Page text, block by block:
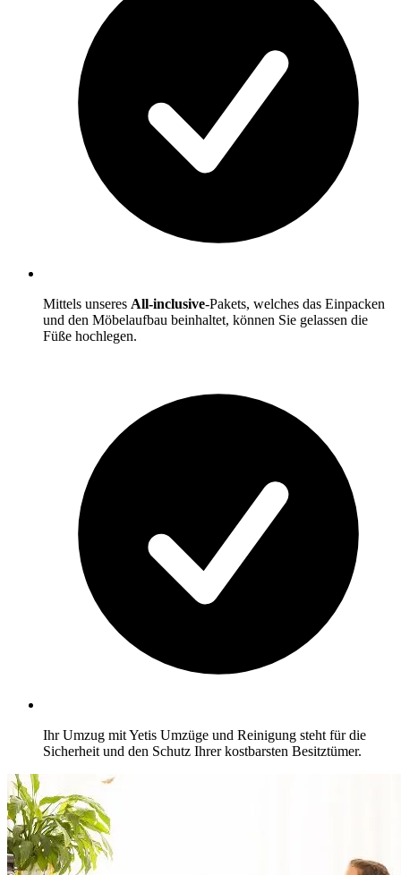
Mittels unseres All-inclusive-Pakets, welches das Einpacken
und den Möbelaufbau beinhaltet, können Sie gelassen die
Füße hochlegen.
Ihr Umzug mit Yetis Umzüge und Reinigung steht für die
Sicherheit und den Schutz Ihrer kostbarsten Besitztümer.